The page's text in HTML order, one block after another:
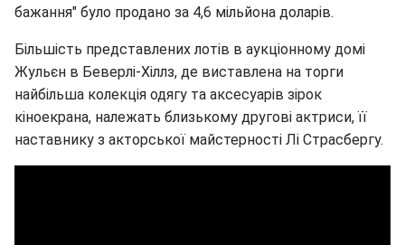
бажання" було продано за 4,6 мільйона доларів.
Більшість представлених лотів в аукціонному домі
Жульєн в Беверлі-Хіллз, де виставлена на торги
найбільша колекція одягу та аксесуарів зірок
кіноекрана, належать близькому другові актриси, її
наставнику з акторської майстерності Лі Страсбергу.